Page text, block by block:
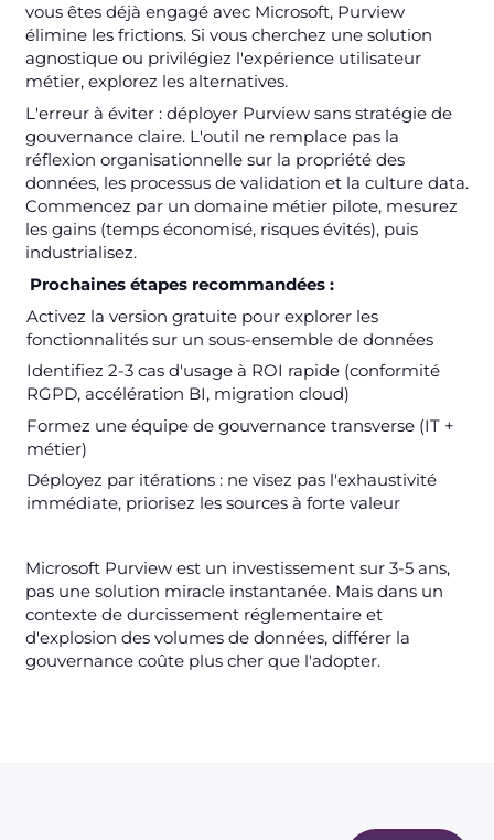
vous êtes déjà engagé avec Microsoft, Purview
élimine les frictions. Si vous cherchez une solution
agnostique ou privilégiez l'expérience utilisateur
métier, explorez les alternatives.
L'erreur à éviter : déployer Purview sans stratégie de
gouvernance claire. L'outil ne remplace pas la
réflexion organisationnelle sur la propriété des
données, les processus de validation et la culture data.
Commencez par un domaine métier pilote, mesurez
les gains (temps économisé, risques évités), puis
industrialisez.
Prochaines étapes recommandées :
Activez la version gratuite pour explorer les
fonctionnalités sur un sous-ensemble de données
Identifiez 2-3 cas d'usage à ROI rapide (conformité
RGPD, accélération BI, migration cloud)
Formez une équipe de gouvernance transverse (IT +
métier)
Déployez par itérations : ne visez pas l'exhaustivité
immédiate, priorisez les sources à forte valeur
Microsoft Purview est un investissement sur 3-5 ans,
pas une solution miracle instantanée. Mais dans un
contexte de durcissement réglementaire et
d'explosion des volumes de données, différer la
gouvernance coûte plus cher que l'adopter.